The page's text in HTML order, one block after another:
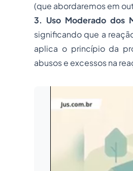
(que abordaremos em
3. Uso Moderado dos
significando que a
aplica o princípio da
abusos e excessos na